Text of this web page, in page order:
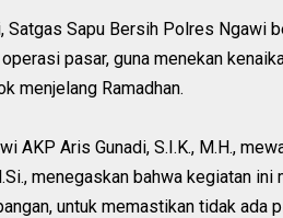
Satgas Sapu Bersih Polres Ngawi
pasar, guna menekan
menjelang Ramadhan.
AKP Aris Gunadi, S.I.K., M.H.,
menegaskan bahwa kegiatan
untuk memastikan tidak ada